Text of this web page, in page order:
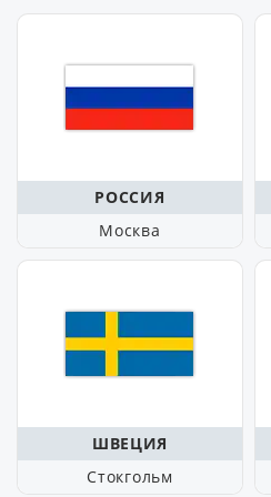
РОССИЯ
Москва
ШВЕЦИЯ
Стокгольм